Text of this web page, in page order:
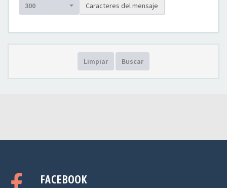
300 Caracteres del mensaje
Limpiar Buscar
FACEBOOK